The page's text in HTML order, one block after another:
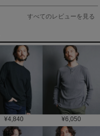
すべてのレビューを見る
¥4,840 ¥6,050